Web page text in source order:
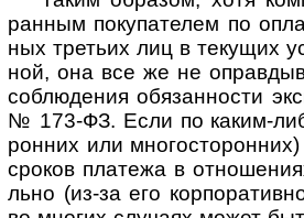
ран­ным поку­па­те­лем по
ных тре­тьих лиц в теку­щих
ной, она все же не
соблю­де­ния обя­зан­но­сти
№ 173-ФЗ. Если по каким-­
рон­них или
сро­ков пла­тежа в
льно (из-за его